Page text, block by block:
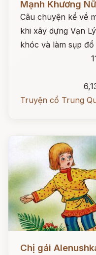
Mạnh Khương
Câu chuyện kể về
khi xây dựng Vạn
khóc và làm sụp
Truyện cổ Trung
Chị gái